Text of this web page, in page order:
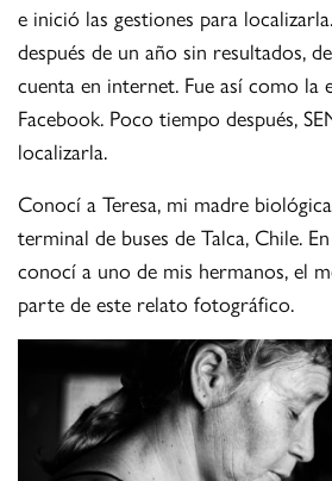
e inició las gestiones para
después de un año sin resultados,
cuenta en internet. Fue así como la
Facebook. Poco tiempo después,
localizarla.
Conocí a Teresa, mi madre
terminal de buses de Talca, Chile.
conocí a uno de mis hermanos, el
parte de este relato fotográfico.